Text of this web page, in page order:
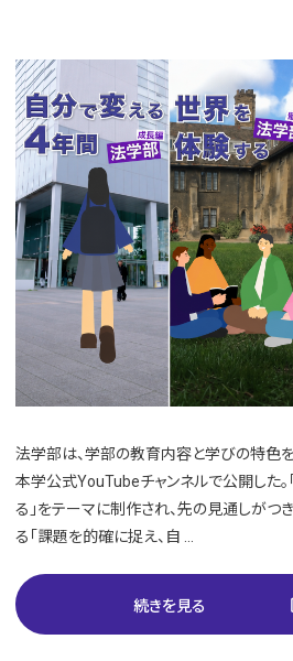
法学部は、学部の教育内容と学びの特色
本学公式YouTubeチャンネルで公開した。
る」をテーマに制作され、先の見通しがつ
る「課題を的確に捉え、自 ...
続きを見る